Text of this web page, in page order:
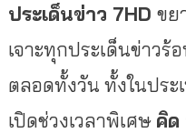
ประเด็นข่าว 7HD ขย
เจาะทุกประเด็นข่าว
ตลอดทั้งวัน ทั้งในประ
เปิดช่วงเวลาพิเศษ คิด